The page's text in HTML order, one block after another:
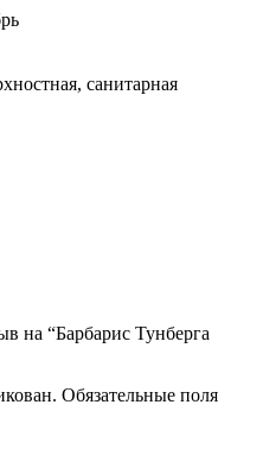
санитарная
на “Барбарис Тунберга
Обязательные поля